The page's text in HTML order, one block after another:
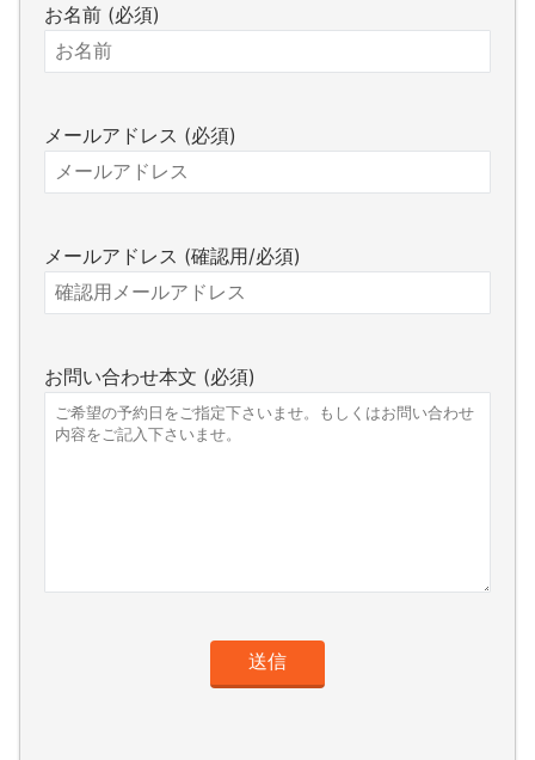
お名前 (必須)
メールアドレス (必須)
メールアドレス (確認用/必須)
お問い合わせ本文 (必須)